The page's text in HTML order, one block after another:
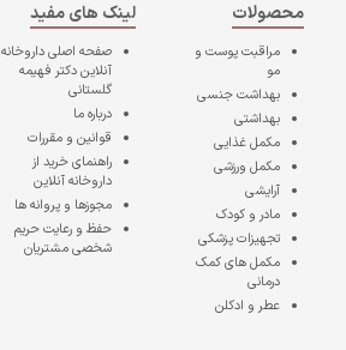
محصولات
مراقبت پوست و
مو
بهداشت جنسی
بهداشتی
مکمل غذایی
مکمل ورزشی
آرایشی
مادر و کودک
تجهیزات پزشکی
مکمل های کمک
درمانی
عطر و ادکلن
لینک های مفید
صفحه اصلیداروخانه
آنلاین دکتر فهیمه
گلستانی
درباره ما
قوانین و مقررات
راهنمای خرید از
داروخانه آنلاین
مجوزها و پروانه ها
حفظ و رعایت حریم
شخصی مشتریان